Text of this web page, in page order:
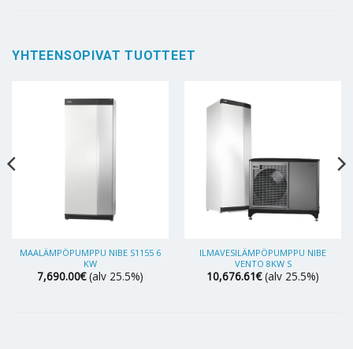
YHTEENSOPIVAT TUOTTEET
MAALÄMPÖPUMPPU NIBE S1155 6
KW
7,690.00€ (alv 25.5%)
ILMAVESILÄMPÖPUMPPU NIBE
VENTO 8KW S
10,676.61€ (alv 25.5%)